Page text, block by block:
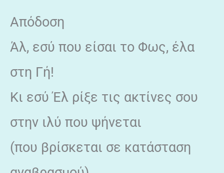
Απόδοση
Άλ, εσύ που είσαι το Φως, έλα
στη Γή!
Κι εσύ Έλ ρίξε τις ακτίνες σου
στην ιλύ που ψήνεται
(που βρίσκεται σε κατάσταση